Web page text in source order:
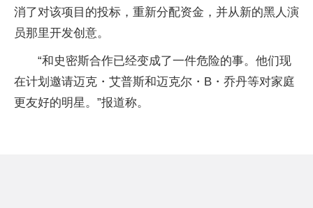
消了对该项目的投标，重新分配资金，并从新的黑人演
员那里开发创意。
“和史密斯合作已经变成了一件危险的事。他们现
在计划邀请迈克・艾普斯和迈克尔・B・乔丹等对家庭
更友好的明星。”报道称。